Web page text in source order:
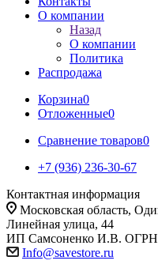
О компании
Назад
О компании
Политика
Распродажа
Корзина0
Отложенные0
Сравнение товаров0
+7 (936) 236-30-67
Контактная информация
Московская область,
Линейная улица, 44
ИП Самсоненко И.В.
Info@savestore.ru